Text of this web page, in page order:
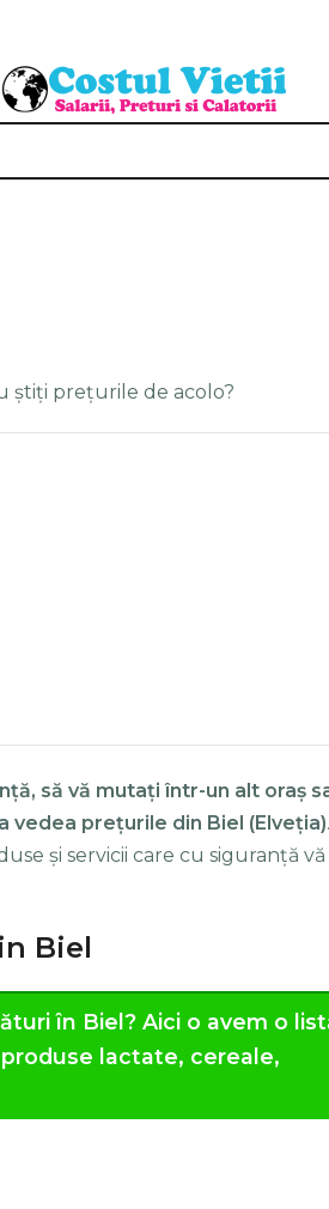
știți prețurile de acolo?
să vă mutați într-un alt oraș
prețurile din Biel (Elveția)
și servicii care cu siguranță vă
Biel
în Biel? Aici o avem o
lactate, cereale,